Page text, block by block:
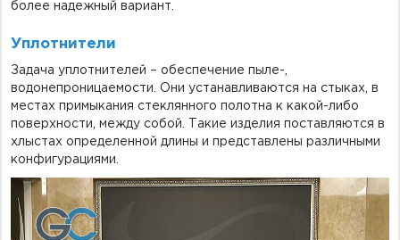
более надежный вариант.
Уплотнители
Задача уплотнителей – обеспечение пыле-,
водонепроницаемости. Они устанавливаются на стыках, в
местах примыкания стеклянного полотна к какой-либо
поверхности, между собой. Такие изделия поставляются в
хлыстах определенной длины и представлены различными
конфигурациями.